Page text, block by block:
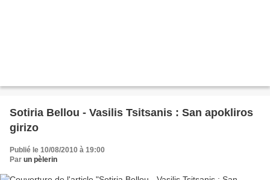
Sotiria Bellou - Vasilis Tsitsanis : San apokliros
girizo
Publié le 10/08/2010 à 19:00
Par un pèlerin